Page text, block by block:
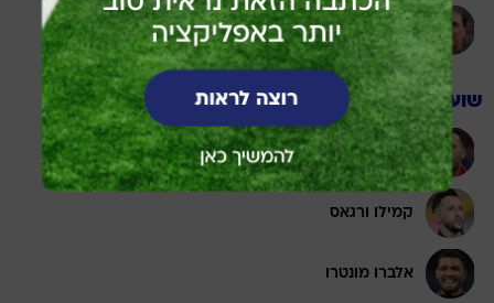
נסטור לורנסו
שוערים
דויד אוספינה
קמילו ורגאס
אלברו מונטרו